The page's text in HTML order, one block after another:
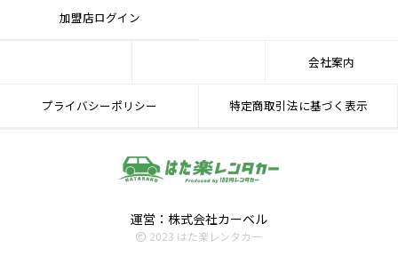
加盟店ログイン
会社案内
プライバシーポリシー 特定商取引法に基づく表示
運営：株式会社カーベル
2023 はた楽レンタカー